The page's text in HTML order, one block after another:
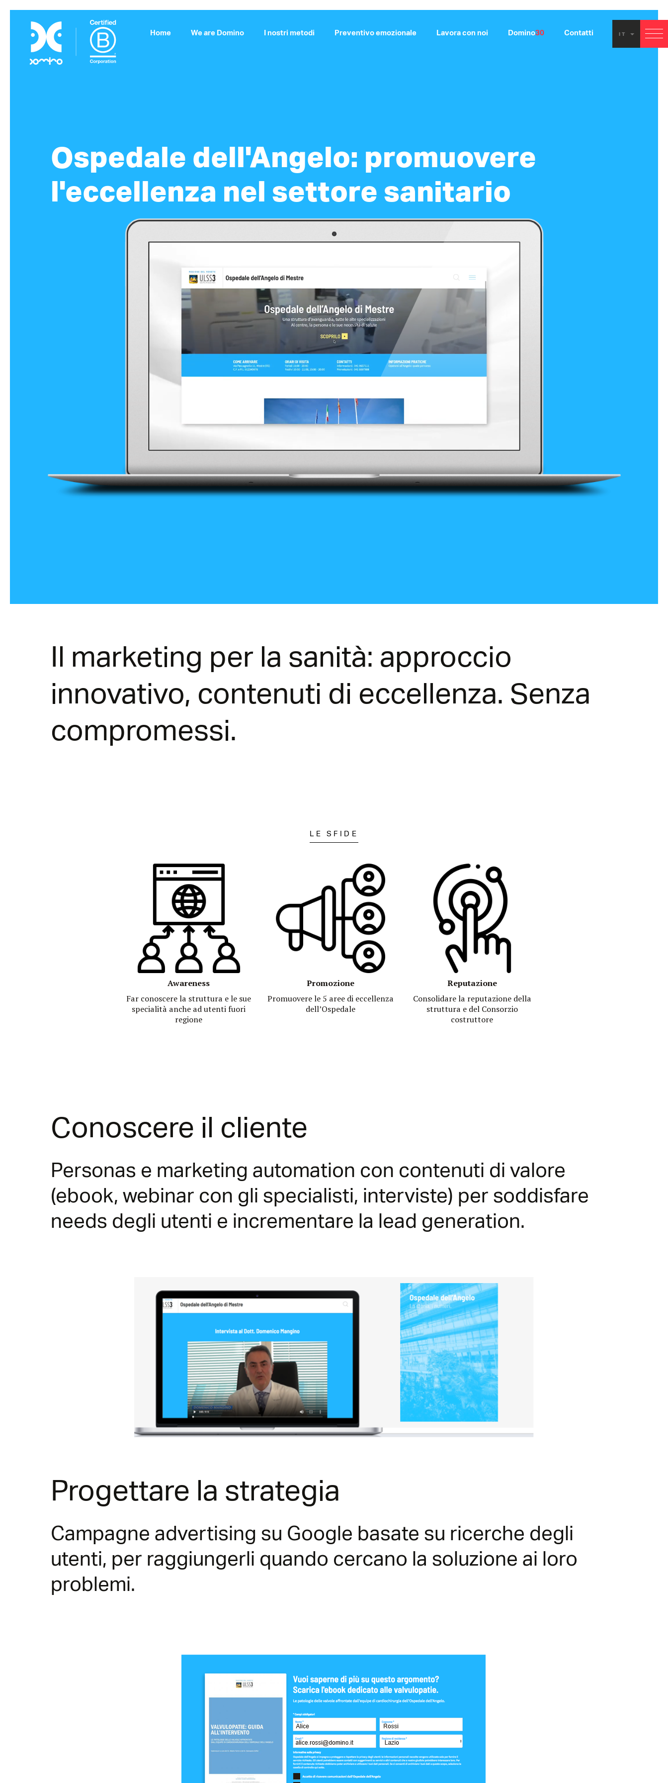
IT
Home We are Domino I nostri metodi Preventivo emozionale Lavora con noi Domino30 Contatti
Ospedale dell'Angelo: promuovere
l'eccellenza nel settore sanitario
Il marketing per la sanità: approccio
innovativo, contenuti di eccellenza. Senza
compromessi.
LE SFIDE
Awareness
Far conoscere la struttura e le sue
specialità anche ad utenti fuori
regione
Promozione
Promuovere le 5 aree di eccellenza
dell’Ospedale
Reputazione
Consolidare la reputazione della
struttura e del Consorzio
costruttore
Conoscere il cliente
Personas e marketing automation con contenuti di valore
(ebook, webinar con gli specialisti, interviste) per soddisfare
needs degli utenti e incrementare la lead generation.
Progettare la strategia
Campagne advertising su Google basate su ricerche degli
utenti, per raggiungerli quando cercano la soluzione ai loro
problemi.